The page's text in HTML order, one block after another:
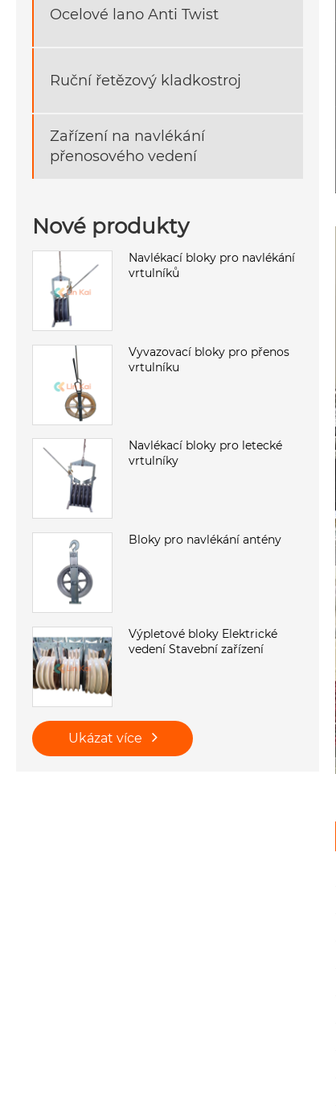
Ocelové lano Anti Twist
Ruční řetězový kladkostroj
Zařízení na navlékání
přenosového vedení
Nové produkty
Navlékací bloky pro navlékání
vrtulníků
Vyvazovací bloky pro přenos
vrtulníku
Navlékací bloky pro letecké
vrtulníky
Bloky pro navlékání antény
Výpletové bloky Elektrické
vedení Stavební zařízení
Ukázat více